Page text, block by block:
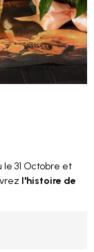
le 31 Octobre et
l'histoire de